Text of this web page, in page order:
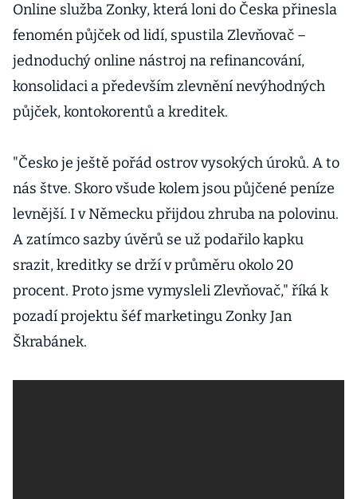
Online služba Zonky, která loni do Česka přinesla
fenomén půjček od lidí, spustila Zlevňovač –
jednoduchý online nástroj na refinancování,
konsolidaci a především zlevnění nevýhodných
půjček, kontokorentů a kreditek.
"Česko je ještě pořád ostrov vysokých úroků. A to
nás štve. Skoro všude kolem jsou půjčené peníze
levnější. I v Německu přijdou zhruba na polovinu.
A zatímco sazby úvěrů se už podařilo kapku
srazit, kreditky se drží v průměru okolo 20
procent. Proto jsme vymysleli Zlevňovač," říká k
pozadí projektu šéf marketingu Zonky Jan
Škrabánek.